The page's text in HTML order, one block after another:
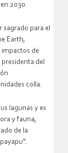
2030.
sagrado para el
Earth,
impactos de
del
colla.
lagunas y es
y fauna,
de la